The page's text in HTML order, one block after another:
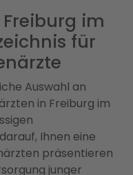
im
für
Auswahl an
in Freiburg im
Ihnen eine
präsentieren
junger